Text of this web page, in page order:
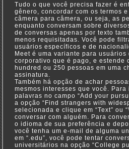
Tudo o que você precisa fazer é
gênero, concordar com os termos
câmera para câmera, ou seja, as
enquanto conversam sobre
de conversas apenas por texto
menos requisitadas. Você pode
usuários específicos e de
Meet é uma variante para usuários
corporativo que é pago, e estende
hundred ou 250 pessoas em uma
assinatura.
Também há opção de achar
mesmos interesses que você.
palavras no campo “Add your
a opção “Find strangers with
selecionada e clique em “Text” ou
conversar com alguém. Para
o idioma de sua preferência e
você tenha um e-mail de alguma
em “.edu”, você pode tentar
universitários na opção “College